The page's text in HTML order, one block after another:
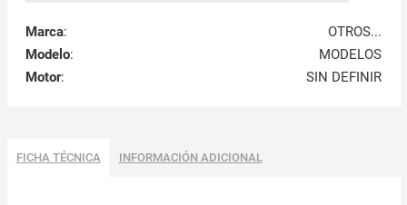
Marca:
OTROS...
Modelo:
MODELOS
Motor: SIN DEFINIR
FICHA TÉCNICA INFORMACIÓN ADICIONAL